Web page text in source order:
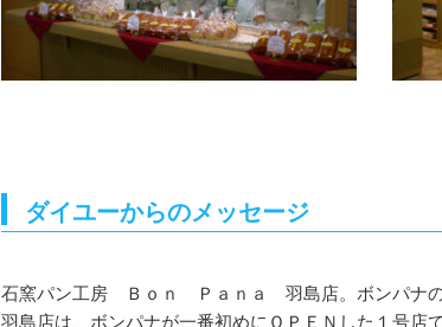
ダイユーからのメッセージ
石窯パン工房 Ｂｏｎ Ｐａｎａ 羽島店。ボンパナの
羽島店は、ボンパナが一番初めにＯＰＥＮした１号店で